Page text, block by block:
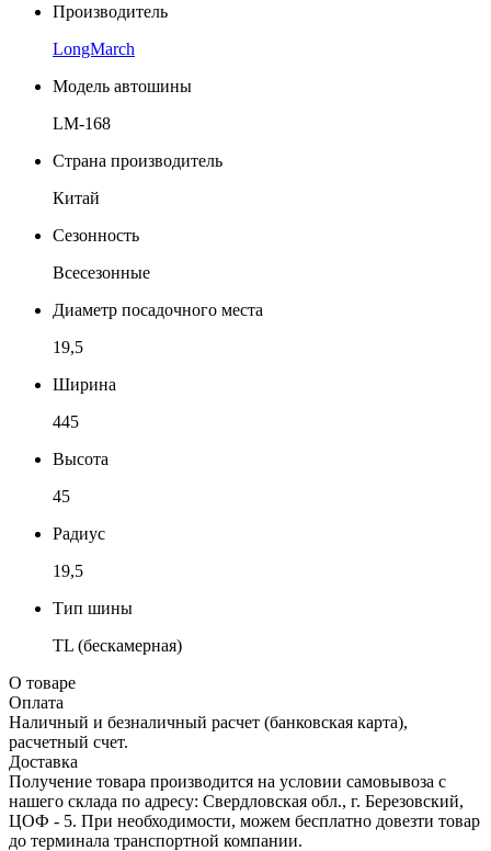
Производитель
LongMarch
Модель автошины
LM-168
Страна производитель
Китай
Сезонность
Всесезонные
Диаметр посадочного места
19,5
Ширина
445
Высота
45
Радиус
19,5
Тип шины
TL (бескамерная)
О товаре
Оплата
Наличный и безналичный расчет (банковская карта),
расчетный счет.
Доставка
Получение товара производится на условии самовывоза с
нашего склада по адресу: Свердловская обл., г. Березовский,
ЦОФ - 5. При необходимости, можем бесплатно довезти товар
до терминала транспортной компании.